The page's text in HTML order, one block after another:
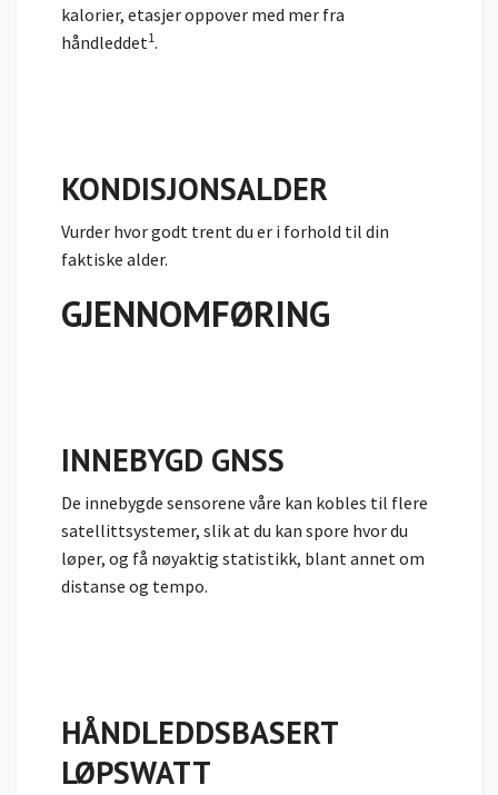
kalorier, etasjer oppover med mer fra
håndleddet1.
KONDISJONSALDER
Vurder hvor godt trent du er i forhold til din
faktiske alder.
GJENNOMFØRING
INNEBYGD GNSS
De innebygde sensorene våre kan kobles til flere
satellittsystemer, slik at du kan spore hvor du
løper, og få nøyaktig statistikk, blant annet om
distanse og tempo.
HÅNDLEDDSBASERT
LØPSWATT